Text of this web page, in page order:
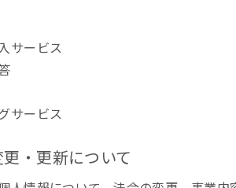
サービス
サービス
・更新について